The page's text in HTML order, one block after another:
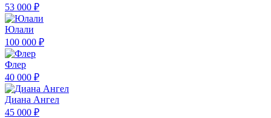
53 000 ₽
Юлали
100 000 ₽
Флер
40 000 ₽
Диана Ангел
45 000 ₽